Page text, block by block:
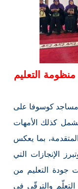
التعليم
مساجد كوسوفا على
كذلك الأمهات
بما يعكس
الإنجازات التي
جودة التعليم من
والترقّي في